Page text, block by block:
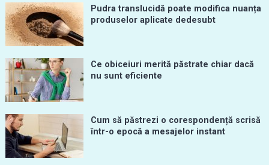
Pudra translucidă poate modifica nuanța
produselor aplicate dedesubt
Ce obiceiuri merită păstrate chiar dacă
nu sunt eficiente
Cum să păstrezi o corespondență scrisă
într-o epocă a mesajelor instant